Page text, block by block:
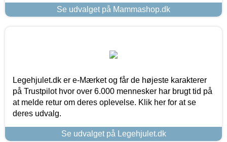
Se udvalget på Mammashop.dk
Legehjulet.dk er e-Mærket og får de højeste karakterer
på Trustpilot hvor over 6.000 mennesker har brugt tid på
at melde retur om deres oplevelse. Klik her for at se
deres udvalg.
Se udvalget på Legehjulet.dk